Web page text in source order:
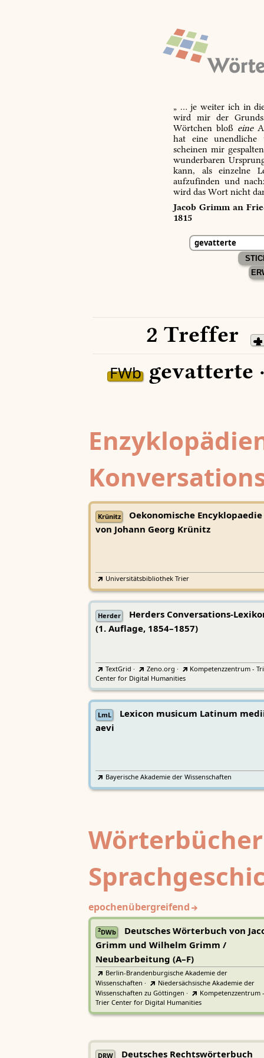
„ … je weiter ich in
wird mir der
Wörtchen bloß eine
hat eine unendliche
scheinen mir
wunderbaren
kann, als einzelne
aufzufinden und
wird das Wort nicht
Jacob Grimm an
1815
2 Treffer
FWbgevatterte
Krünitz
Oekonomische Encyklopaedie
von Johann Georg Krünitz
Universitätsbibliothek Trier
Herder
Herders Conversations-
(1. Auflage, 1854–1857)
TextGrid · Zeno.org ·
Kompetenzzentrum -
Center for Digital Humanities
LmL
Lexicon musicum Latinum
aevi
Bayerische Akademie der Wissenschaften
epochenübergreifend
2DWb
Deutsches Wörterbuch von
Grimm und Wilhelm Grimm /
Neubearbeitung (A–F)
Berlin-Brandenburgische Akademie der
Wissenschaften ·
Niedersächsische Akademie der
Wissenschaften zu Göttingen ·
Kompetenzzentrum -
Trier Center for Digital Humanities
DRW Deutsches Rechtswörterbuch